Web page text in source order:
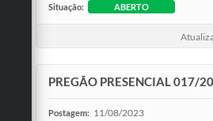
Situação:
ABERTO
PREGÃO PRESENCIAL 017/
Postagem: 11/08/2023